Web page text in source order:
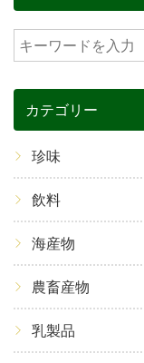
カテゴリー
珍味
飲料
海産物
農畜産物
乳製品